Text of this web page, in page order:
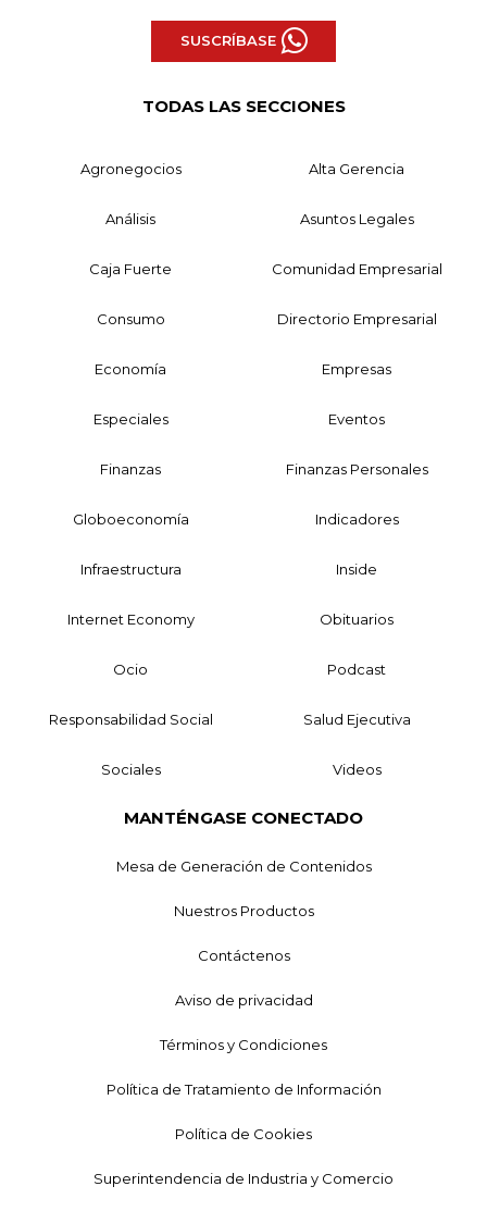
SUSCRÍBASE
TODAS LAS SECCIONES
Agronegocios Alta Gerencia
Análisis Asuntos Legales
Caja Fuerte Comunidad Empresarial
Consumo Directorio Empresarial
Economía Empresas
Especiales Eventos
Finanzas Finanzas Personales
Globoeconomía Indicadores
Infraestructura Inside
Internet Economy Obituarios
Ocio Podcast
Responsabilidad Social Salud Ejecutiva
Sociales Videos
MANTÉNGASE CONECTADO
Mesa de Generación de Contenidos
Nuestros Productos
Contáctenos
Aviso de privacidad
Términos y Condiciones
Política de Tratamiento de Información
Política de Cookies
Superintendencia de Industria y Comercio